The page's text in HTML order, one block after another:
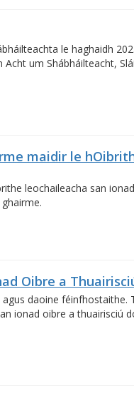
le haghaidh
um Shábháilteacht,
maidir le
leochaileacha san
Oibre a
daoine féinfhostaithe.
ionad oibre a thuairisciú